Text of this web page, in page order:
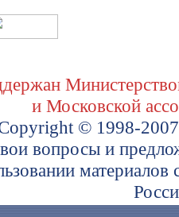
и Московской
© 1998-
вопросы и